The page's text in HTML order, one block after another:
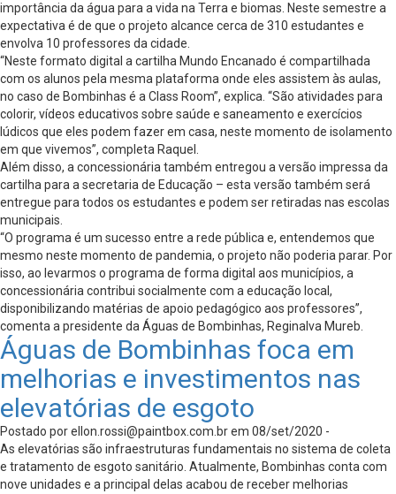
importância da água para a vida na Terra e biomas. Neste semestre a
expectativa é de que o projeto alcance cerca de 310 estudantes e
envolva 10 professores da cidade.
“Neste formato digital a cartilha Mundo Encanado é compartilhada
com os alunos pela mesma plataforma onde eles assistem às aulas,
no caso de Bombinhas é a Class Room”, explica. “São atividades para
colorir, vídeos educativos sobre saúde e saneamento e exercícios
lúdicos que eles podem fazer em casa, neste momento de isolamento
em que vivemos”, completa Raquel.
Além disso, a concessionária também entregou a versão impressa da
cartilha para a secretaria de Educação – esta versão também será
entregue para todos os estudantes e podem ser retiradas nas escolas
municipais.
“O programa é um sucesso entre a rede pública e, entendemos que
mesmo neste momento de pandemia, o projeto não poderia parar. Por
isso, ao levarmos o programa de forma digital aos municípios, a
concessionária contribui socialmente com a educação local,
disponibilizando matérias de apoio pedagógico aos professores”,
comenta a presidente da Águas de Bombinhas, Reginalva Mureb.
Águas de Bombinhas foca em
melhorias e investimentos nas
elevatórias de esgoto
Postado porellon.rossi@paintbox.com.brem 08/set/2020 -
As elevatórias são infraestruturas fundamentais no sistema de coleta
e tratamento de esgoto sanitário. Atualmente, Bombinhas conta com
nove unidades e a principal delas acabou de receber melhorias